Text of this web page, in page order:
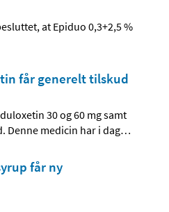
at Epiduo 0,3+2,5 %
får generelt tilskud
30 og 60 mg samt
Denne medicin har i dag…
får ny